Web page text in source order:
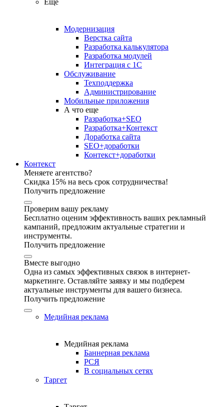
Еще
Модернизация
Верстка сайта
Разработка калькулятора
Разработка модулей
Интеграция с 1С
Обслуживание
Техподдержка
Администрирование
Мобильные приложения
А что еще
Разработка+SEO
Разработка+Контекст
Доработка сайта
SEO+доработки
Контекст+доработки
Контекст
Меняете агентство?
Скидка 15% на весь срок сотрудничества!
Получить предложение
Проверим вашу рекламу
Бесплатно оценим эффективность ваших рекламный
кампаний, предложим актуальные стратегии и
инструменты.
Получить предложение
Вместе выгодно
Одна из самых эффективных связок в интернет-
маркетинге. Оставляйте заявку и мы подберем
актуальные инструменты для вашего бизнеса.
Получить предложение
Медийная реклама
Медийная реклама
Баннерная реклама
РСЯ
В социальных сетях
Таргет